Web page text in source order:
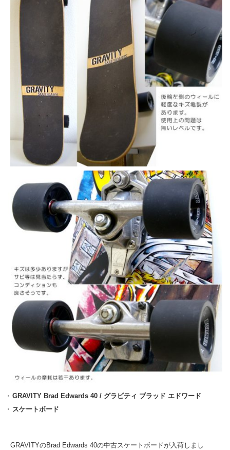
GRAVITY Brad Edwards 40 / グラビティ ブラッド エドワード
スケートボード
GRAVITYのBrad Edwards 40の中古スケートボードが入荷しまし